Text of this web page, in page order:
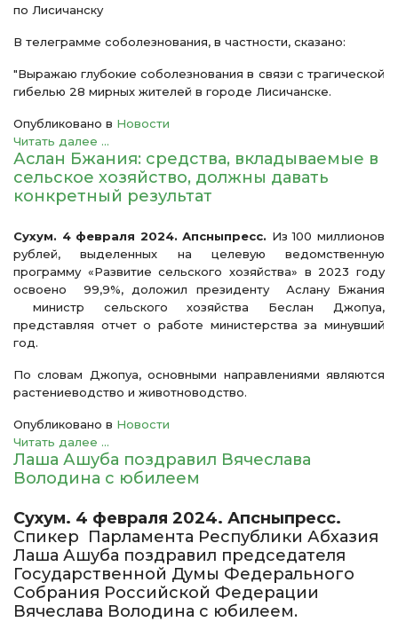
по Лисичанску
В телеграмме соболезнования, в частности, сказано:
"Выражаю глубокие соболезнования в связи с трагической
гибелью 28 мирных жителей в городе Лисичанске.
Опубликовано в Новости
Читать далее ...
Аслан Бжания: средства, вкладываемые в
сельское хозяйство, должны давать
конкретный результат
Сухум. 4 февраля 2024. Апсныпресс. Из 100 миллионов
рублей, выделенных на целевую ведомственную
программу «Развитие сельского хозяйства» в 2023 году
освоено 99,9%, доложил президенту Аслану Бжания
министр сельского хозяйства Беслан Джопуа,
представляя отчет о работе министерства за минувший
год.
По словам Джопуа, основными направлениями являются
растениеводство и животноводство.
Опубликовано в Новости
Читать далее ...
Лаша Ашуба поздравил Вячеслава
Володина с юбилеем
Сухум. 4 февраля 2024. Апсныпресс.
Спикер Парламента Республики Абхазия
Лаша Ашуба поздравил председателя
Государственной Думы Федерального
Собрания Российской Федерации
Вячеслава Володина с юбилеем.